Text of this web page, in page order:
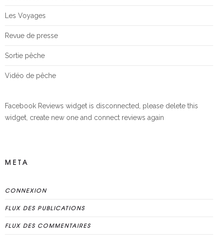
Les Voyages
Revue de presse
Sortie pêche
Vidéo de pêche
Facebook Reviews widget is disconnected, please delete this
widget, create new one and connect reviews again
META
CONNEXION
FLUX DES PUBLICATIONS
FLUX DES COMMENTAIRES